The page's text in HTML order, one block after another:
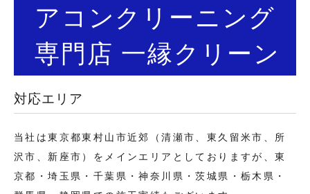
アコンクリーニング
専門店 一縁クリーン
対応エリア
当社は東京都東村山市近郊（清瀬市、東久留米市、所
沢市、新座市）をメインエリアとしておりますが、東
京都・埼玉県・千葉県・神奈川県・茨城県・栃木県・